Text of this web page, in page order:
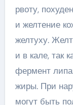
рвоту,
и желтение
желтуху.
и в кале, так
фермент
жиры. При
могут быть